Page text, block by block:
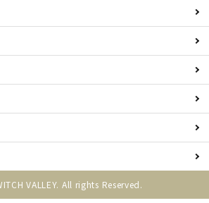
VALLEY. All rights Reserved.